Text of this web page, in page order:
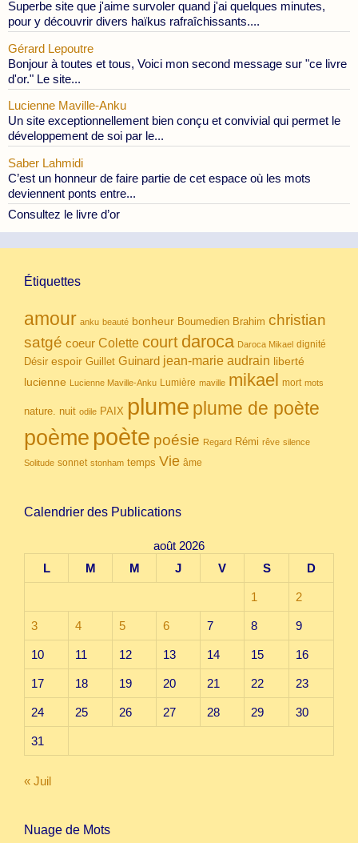
Superbe site que j'aime survoler quand j'ai quelques minutes,
pour y découvrir divers haïkus rafraîchissants....
Gérard Lepoutre
Bonjour à toutes et tous, Voici mon second message sur "ce livre
d'or." Le site...
Lucienne Maville-Anku
Un site exceptionnellement bien conçu et convivial qui permet le
développement de soi par le...
Saber Lahmidi
C’est un honneur de faire partie de cet espace où les mots
deviennent ponts entre...
Consultez le livre d’or
Étiquettes
amour anku beauté bonheur Boumedien Brahim christian
satgé coeur Colette court daroca Daroca Mikael dignité
Désir espoir Guillet Guinard jean-marie audrain liberté
lucienne Lucienne Maville-Anku Lumière maville mikael mort mots
nature. nuit odile PAIX plume plume de poète
poème poète poésie Regard Rémi rêve silence
Solitude sonnet stonham temps Vie âme
Calendrier des Publications
août 2026
L
M M J V S D
1 2
3 4 5 6 7 8 9
10 11 12 13 14 15 16
17 18 19 20 21 22 23
24 25 26 27 28 29 30
31
« Juil
Nuage de Mots